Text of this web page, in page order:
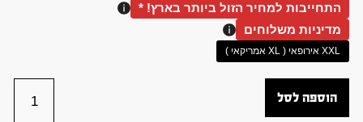
התחייבות למחיר הזול ביותר בארץ! *
מדיניות משלוחים
XXL אירופאי ( XL אמריקאי )
הוספה לסל